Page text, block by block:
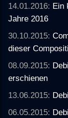
14.01.2016: Ein
Jahre 2016
30.10.2015:
dieser
08.09.2015:
erschienen
13.06.2015:
06.05.2015: